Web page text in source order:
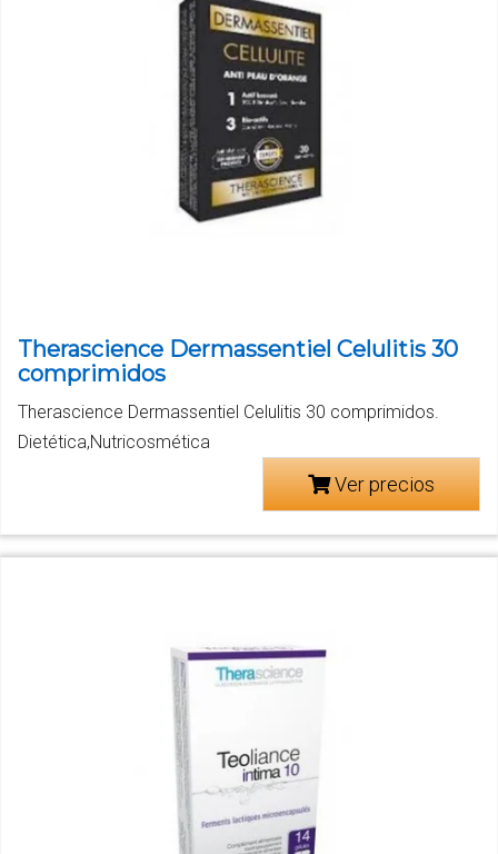
Therascience Dermassentiel Celulitis 30
comprimidos
Therascience Dermassentiel Celulitis 30 comprimidos.
Dietética,Nutricosmética
Ver precios